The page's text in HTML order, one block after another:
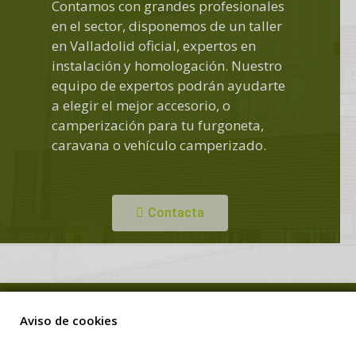
Contamos con grandes profesionales
en el sector, disponemos de un taller
en Valladolid oficial, expertos en
instalación y homologación. Nuestro
equipo de expertos podrán ayudarte
a elegir el mejor accesorio, o
camperización para tu furgoneta,
caravana o vehículo camperizado.
Contacta
Aviso de cookies